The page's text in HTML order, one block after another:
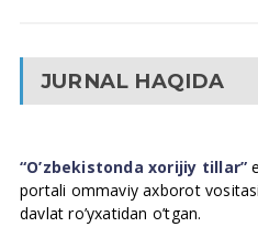
JURNAL HAQIDA
“O’zbekistonda xorijiy tillar”
portali ommaviy axborot
davlat ro’yxatidan o’tgan.